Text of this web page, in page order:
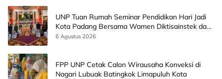
UNP Tuan Rumah Seminar Pendidikan Hari Jadi
Kota Padang Bersama Wamen Diktisainstek dan
CEO EMGS Malaysia
6 Agustus 2026
FPP UNP Cetak Calon Wirausaha Konveksi di
Nagari Lubuak Batingkok Limapuluh Kota